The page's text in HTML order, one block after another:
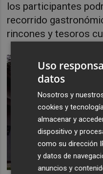
los participantes
recorrido
rincones y tesoros
Uso
datos
Nosotros y
cookies y
almacenar y
dispositivo y
como su dirección
y datos de
anuncios y